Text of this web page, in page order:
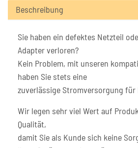
Beschreibung
Sie haben ein defektes Netzteil
Adapter verloren?
Kein Problem, mit unseren
haben Sie stets eine
zuverlässige Stromversorgung für
Wir legen sehr viel Wert auf
Qualität,
damit Sie als Kunde sich keine